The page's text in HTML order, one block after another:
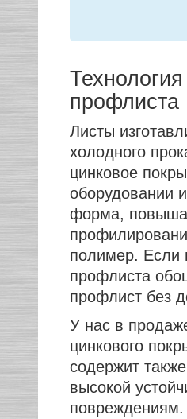
профлиста
Листы
холодного
цинковое
оборудовании
форма,
полимер. Если
профлиста
профлист без
У нас в
цинкового
содержит
высокой
повреждениям.